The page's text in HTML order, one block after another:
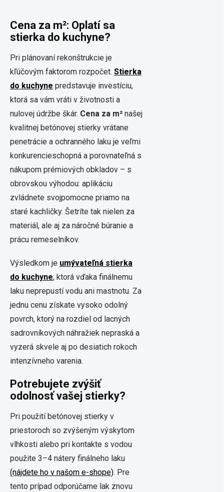
Cena za m²: Oplatí sa
stierka do kuchyne?
Pri plánovaní rekonštrukcie je
kľúčovým faktorom rozpočet. Stierka
do kuchyne predstavuje investíciu,
ktorá sa vám vráti v životnosti a
nulovej údržbe škár. Cena za m² našej
kvalitnej betónovej stierky vrátane
penetrácie a ochranného laku je veľmi
konkurencieschopná a porovnateľná s
nákupom prémiových obkladov – s
obrovskou výhodou: aplikáciu
zvládnete svojpomocne priamo na
staré kachličky. Šetríte tak nielen za
materiál, ale aj za náročné búranie a
prácu remeselníkov.
Výsledkom je umývateľná stierka
do kuchyne, ktorá vďaka finálnemu
laku neprepustí vodu ani mastnotu. Za
jednu cenu získate vysoko odolný
povrch, ktorý na rozdiel od lacných
sadrovníkových náhražiek nepraská a
vyzerá skvele aj po desiatich rokoch
intenzívneho varenia.
Potrebujete zvýšiť
odolnosť vašej stierky?
Pri použití betónovej stierky v
priestoroch so zvýšeným výskytom
vlhkosti alebo pri kontakte s vodou
použite 3–4 nátery finálneho laku
(nájdete ho v našom e-shope). Pre
tento prípad odporúčame lak znovu